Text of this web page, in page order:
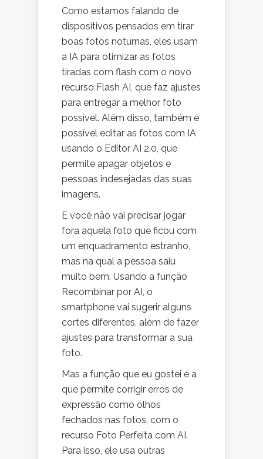
Como estamos falando de
dispositivos pensados em tirar
boas fotos noturnas, eles usam
a IA para otimizar as fotos
tiradas com flash com o novo
recurso Flash AI, que faz ajustes
para entregar a melhor foto
possível. Além disso, também é
possível editar as fotos com IA
usando o Editor AI 2.0, que
permite apagar objetos e
pessoas indesejadas das suas
imagens.
E você não vai precisar jogar
fora aquela foto que ficou com
um enquadramento estranho,
mas na qual a pessoa saiu
muito bem. Usando a função
Recombinar por AI, o
smartphone vai sugerir alguns
cortes diferentes, além de fazer
ajustes para transformar a sua
foto.
Mas a função que eu gostei é a
que permite corrigir erros de
expressão como olhos
fechados nas fotos, com o
recurso Foto Perfeita com AI.
Para isso, ele usa outras